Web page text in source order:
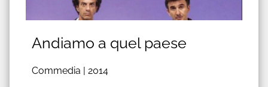
Andiamo a quel paese
Commedia | 2014